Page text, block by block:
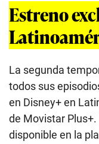
Estreno
La segunda
todos sus
en Disney+ en
de Movistar
disponible en la